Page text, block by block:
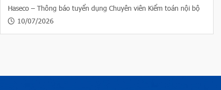
Haseco – Thông báo tuyển dụng Chuyên viên Kiểm toán nội bộ
10/07/2026